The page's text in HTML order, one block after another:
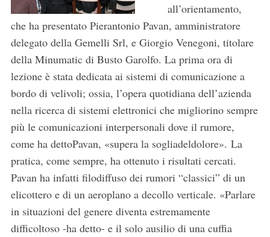
all’orientamento,
che ha presentato Pierantonio Pavan, amministratore
delegato della Gemelli Srl, e Giorgio Venegoni, titolare
della Minumatic di Busto Garolfo. La prima ora di
lezione è stata dedicata ai sistemi di comunicazione a
bordo di velivoli; ossia, l’opera quotidiana dell’azienda
nella ricerca di sistemi elettronici che migliorino sempre
più le comunicazioni interpersonali dove il rumore,
come ha dettoPavan, «supera la sogliadeldolore». La
pratica, come sempre, ha ottenuto i risultati cercati.
Pavan ha infatti filodiffuso dei rumori “classici” di un
elicottero e di un aeroplano a decollo verticale. «Parlare
in situazioni del genere diventa estremamente
difficoltoso -ha detto- e il solo ausilio di una cuffia